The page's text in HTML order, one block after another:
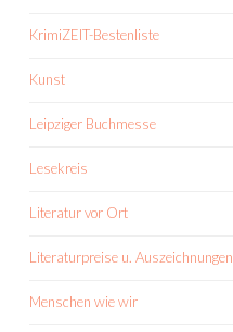
KrimiZEIT-Bestenliste
Kunst
Leipziger Buchmesse
Lesekreis
Literatur vor Ort
Literaturpreise u. Auszeichnungen
Menschen wie wir